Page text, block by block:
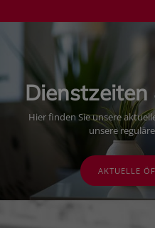
Hier finden Sie unsere
unsere
AKTUELLE